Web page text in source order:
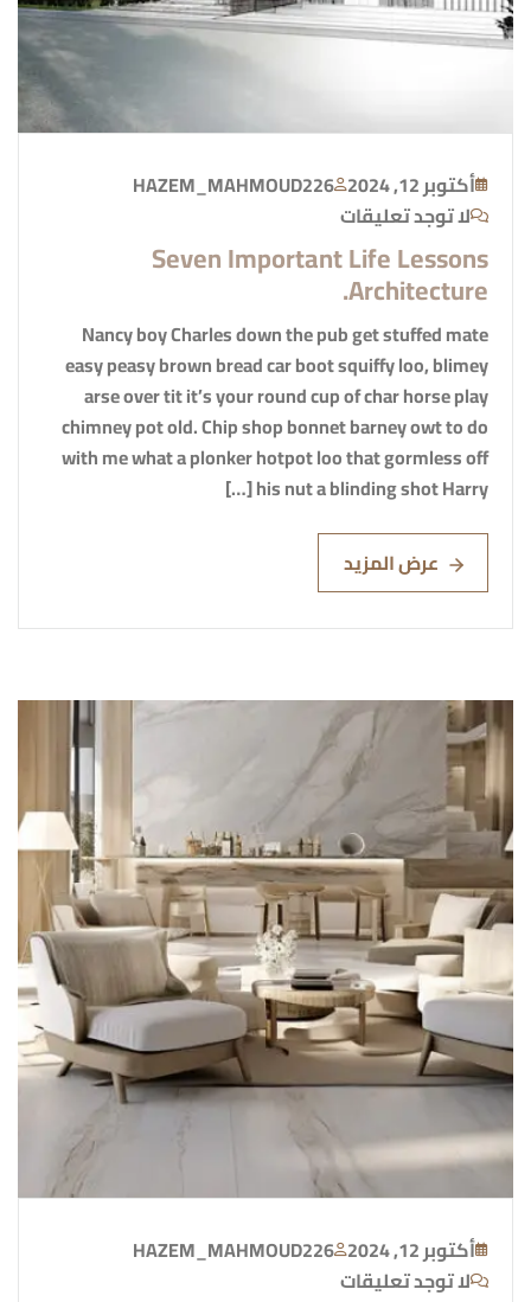
أكتوبر 12, 2024
HAZEM_MAHMOUD226
لا توجد تعليقات
Seven Important Life Lessons
Architecture.
Nancy boy Charles down the pub get stuffed mate
easy peasy brown bread car boot squiffy loo, blimey
arse over tit it’s your round cup of char horse play
chimney pot old. Chip shop bonnet barney owt to do
with me what a plonker hotpot loo that gormless off
his nut a blinding shot Harry […]
عرض المزيد
Read More
أكتوبر 12, 2024
HAZEM_MAHMOUD226
لا توجد تعليقات